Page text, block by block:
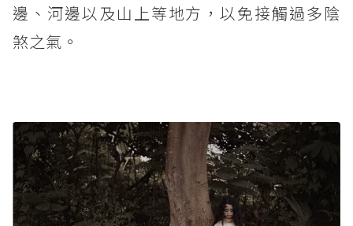
邊、河邊以及山上等地方，以免接觸過多陰
煞之氣。